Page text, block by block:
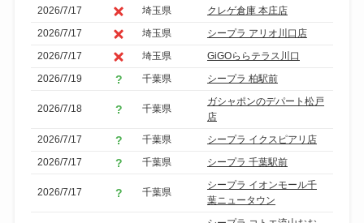
2026/7/17
埼玉県
クレゲ倉庫 本庄店
2026/7/17
埼玉県
シープラ アリオ川口店
2026/7/17
埼玉県
GiGOららテラス川口
2026/7/19
千葉県 シープラ 柏駅前
2026/7/18 千葉県
ガシャポンのデパート松戸
店
2026/7/17
千葉県
シープラ イクスピアリ店
2026/7/17
千葉県 シープラ 千葉駅前
2026/7/17 千葉県
シープラ イオンモール千
葉ニュータウン